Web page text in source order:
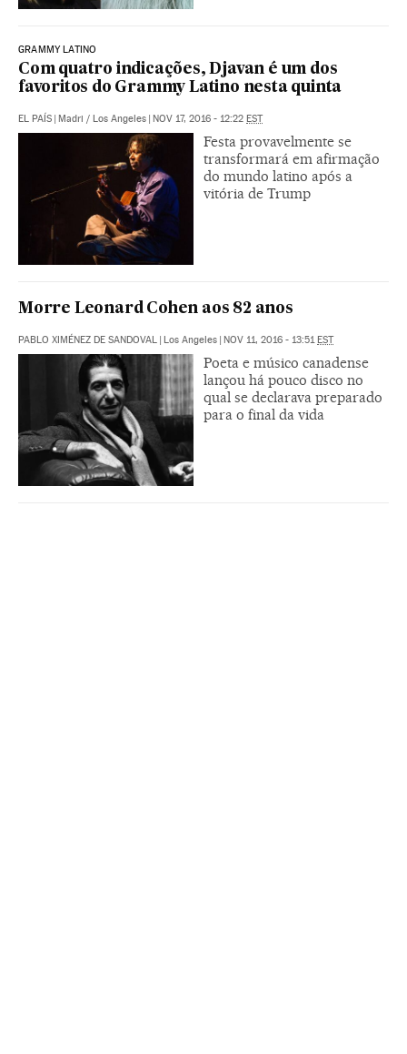
GRAMMY LATINO
Com quatro indicações, Djavan é um dos
favoritos do Grammy Latino nesta quinta
EL PAÍS | Madri / Los Angeles | NOV 17, 2016 - 12:22 EST
Festa provavelmente se
transformará em afirmação
do mundo latino após a
vitória de Trump
Morre Leonard Cohen aos 82 anos
PABLO XIMÉNEZ DE SANDOVAL | Los Angeles | NOV 11, 2016 - 13:51EST
Poeta e músico canadense
lançou há pouco disco no
qual se declarava preparado
para o final da vida